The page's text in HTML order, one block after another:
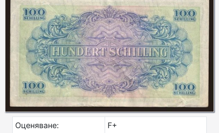
Оценяване:
F+